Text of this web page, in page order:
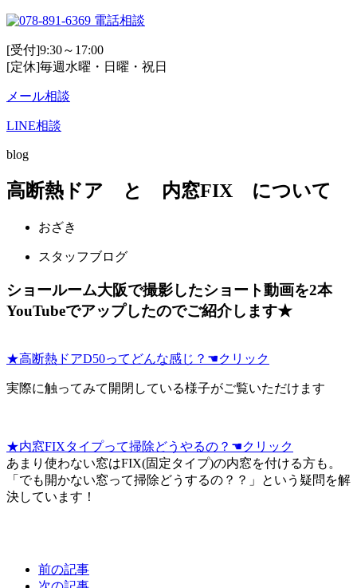
電話相談
[受付]9:30～17:00
[定休]毎週水曜・日曜・祝日
メール相談
LINE相談
blog
高断熱ドア と 内窓FIX について
おざき
スタッフブログ
ショールーム大阪で撮影したショート動画を2本
YouTubeでアップしたのでご紹介します★
★高断熱ドアD50ってどんな感じ？☚クリック
実際に触ってみて開閉している様子がご覧いただけます
★内窓FIXタイプって掃除どうやるの？☚クリック
あまり使わない窓はFIX(固定タイプ)の内窓を付ける方も。
「でも開かない窓って掃除どうするの？？」という疑問を解
決しています！
前の記事